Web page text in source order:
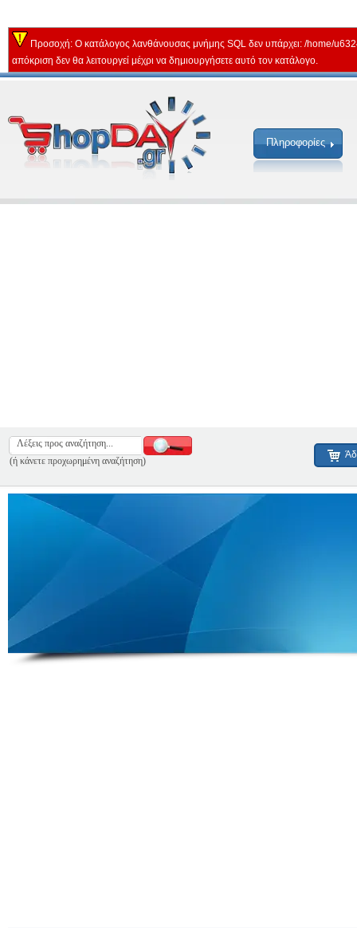
Προσοχή: Ο κατάλογος λανθάνουσας μνήμης SQL δεν υπάρχει: /home/
απόκριση δεν θα λειτουργεί μέχρι να δημιουργήσετε αυτό τον κατάλογο.
Πληροφορίες
(ή κάνετε προχωρημένη αναζήτηση)